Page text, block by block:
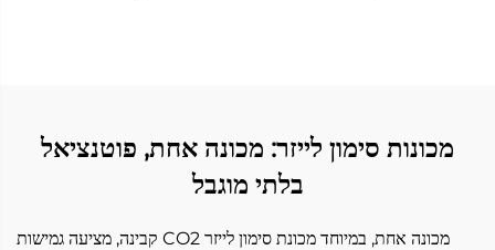
מכונות סימון לייזר: מכונה אחת, פוטנציאל
בלתי מוגבל
מכונה אחת, במיוחד מכונת סימון לייזר CO2 קבינה, מציעה גמישות